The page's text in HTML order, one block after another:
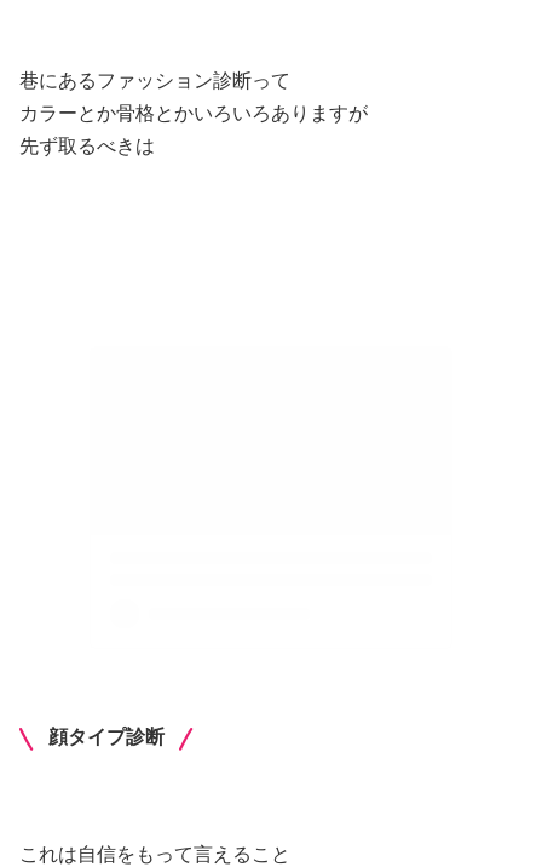
巷にあるファッション診断って
カラーとか骨格とかいろいろありますが
先ず取るべきは
顔タイプ診断
これは自信をもって言えること